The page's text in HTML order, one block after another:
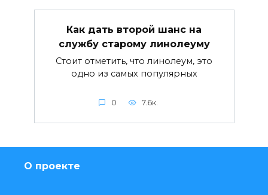
Как дать второй шанс на
службу старому линолеуму
Стоит отметить, что линолеум, это
одно из самых популярных
0 7.6к.
О проекте